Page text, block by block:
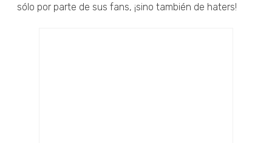
sólo por parte de sus fans, ¡sino también de haters!